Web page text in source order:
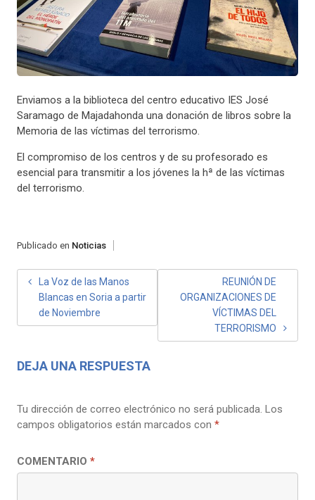
Enviamos a la biblioteca del centro educativo IES José
Saramago de Majadahonda una donación de libros sobre la
Memoria de las víctimas del terrorismo.
El compromiso de los centros y de su profesorado es
esencial para transmitir a los jóvenes la hª de las víctimas
del terrorismo.
Publicado en Noticias
NAVEGACIÓN
ENTRADAS
La Voz de las Manos
Blancas en Soria a partir
de Noviembre
REUNIÓN DE
ORGANIZACIONES DE
VÍCTIMAS DEL
TERRORISMO
DEJA UNA RESPUESTA
Tu dirección de correo electrónico no será publicada. Los
campos obligatorios están marcados con *
COMENTARIO *